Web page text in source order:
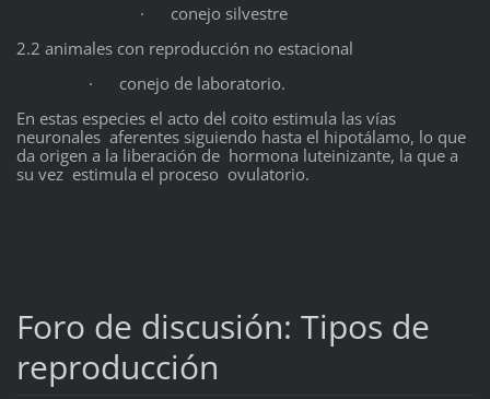
· conejo silvestre
2.2 animales con reproducción no estacional
· conejo de laboratorio.
En estas especies el acto del coito estimula las vías
neuronales aferentes siguiendo hasta el hipotálamo, lo que
da origen a la liberación de hormona luteinizante, la que a
su vez estimula el proceso ovulatorio.
Foro de discusión: Tipos de
reproducción